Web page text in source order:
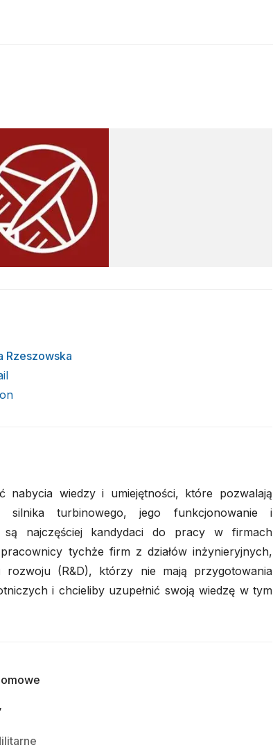
Rzeszowska
nabycia wiedzy i umiejętności, które pozwalają
silnika turbinowego, jego funkcjonowanie i
są najczęściej kandydaci do pracy w firmach
tychże firm z działów inżynieryjnych,
(R&D), którzy nie mają przygotowania
i chcieliby uzupełnić swoją wiedzę w tym